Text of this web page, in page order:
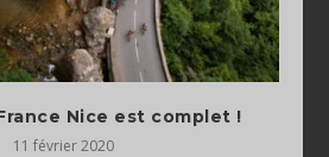
France Nice est complet !
11 février 2020